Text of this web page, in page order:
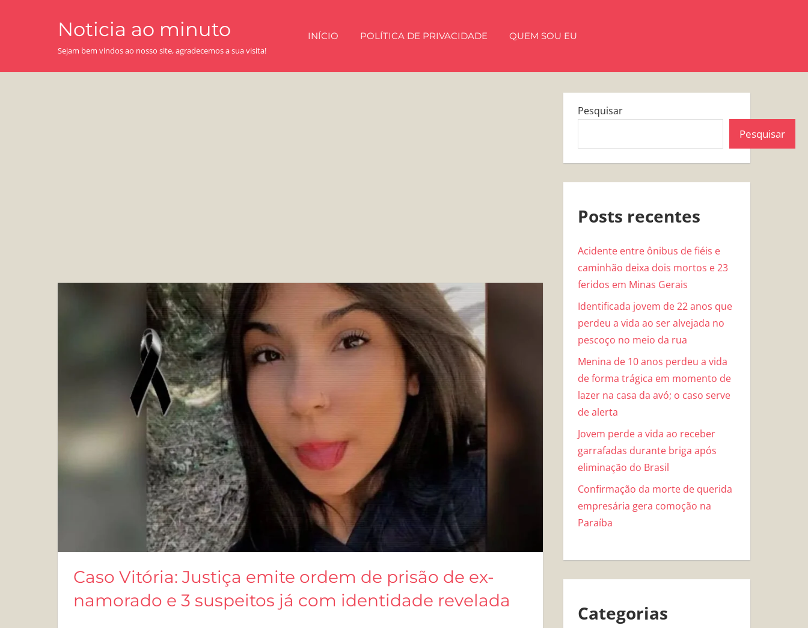
Noticia ao minuto
Sejam bem vindos ao nosso site, agradecemos a sua visita!
INÍCIO POLÍTICA DE PRIVACIDADE QUEM SOU EU
Caso Vitória: Justiça emite ordem de prisão de ex-
namorado e 3 suspeitos já com identidade revelada
Pesquisar
Pesquisar
Posts recentes
Acidente entre ônibus de fiéis e
caminhão deixa dois mortos e 23
feridos em Minas Gerais
Identificada jovem de 22 anos que
perdeu a vida ao ser alvejada no
pescoço no meio da rua
Menina de 10 anos perdeu a vida
de forma trágica em momento de
lazer na casa da avó; o caso serve
de alerta
Jovem perde a vida ao receber
garrafadas durante briga após
eliminação do Brasil
Confirmação da morte de querida
empresária gera comoção na
Paraíba
Categorias